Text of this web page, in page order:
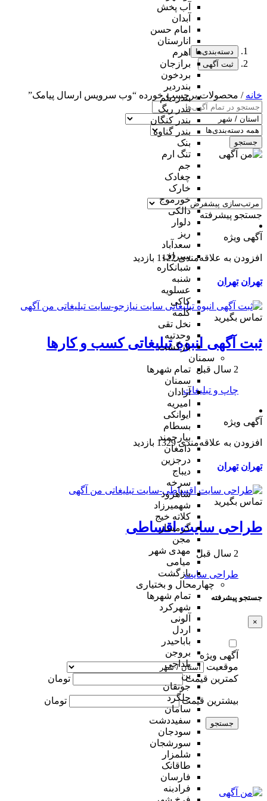
آب پخش
آبدان
امام حسن
انارستان
اهرم
برازجان
بردخون
بندردیر
بندردیلم
بندر ریگ
بندر کنگان
بندر گناوه
بنک
تنگ ارم
جم
چغادک
خارک
خورموج
دالکی
دلوار
ریز
سعدآباد
سیراف
شبانکاره
شنبه
عسلویه
کاکی
کلمه
نخل تقی
وحدتیه
بازگشت
سمنان
تمام شهر‌ها
سمنان
آرادان
امیریه
ایوانکی
بسطام
بیارجمند
دامغان
درجزین
دیباج
سرخه
شاهرود
شهمیرزاد
کلاته خیج
گرمسار
مجن
مهدی شهر
میامی
بازگشت
چهارمحال و بختیاری
تمام شهر‌ها
شهرکرد
آلونی
اردل
باباحیدر
بروجن
بلداجی
بن
جونقان
چلگرد
سامان
سفیددشت
سودجان
سورشجان
شلمزار
طاقانک
فارسان
فرادبنه
دسته‌بندی‌ها
ثبت آگهی
خانه / محصولات برچسب خورده “وب سرویس ارسال پیامک”
جستجو
جستجو پیشرفته
آگهی ویژه
افزودن به علاقه‌مندی 1122 بازدید
تهران تهران
تماس بگیرید
ثبت آگهی انبوه تبلیغاتی کسب و کارها
2 سال قبل
چاپ و تبلیغات
آگهی ویژه
افزودن به علاقه‌مندی 1329 بازدید
تهران تهران
تماس بگیرید
طراحی سایت اقساطی
2 سال قبل
طراحی سایت
جستجو پیشرفته
×
آگهی ویژه
موقعیت
کمترین قیمت
تومان
بیشترین قیمت تومان
جستجو